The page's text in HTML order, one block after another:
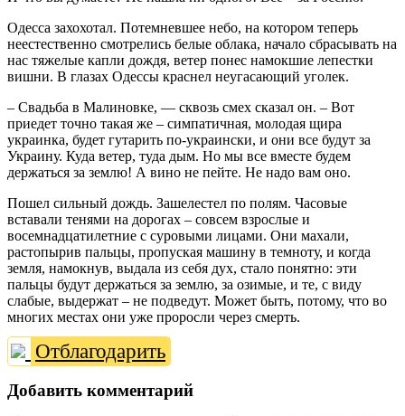
Одесса захохотал. Потемневшее небо, на котором теперь
неестественно смотрелись белые облака, начало сбрасывать на
нас тяжелые капли дождя, ветер понес намокшие лепестки
вишни. В глазах Одессы краснел неугасающий уголек.
– Свадьба в Малиновке, — сквозь смех сказал он. – Вот
приедет точно такая же – симпатичная, молодая щира
украинка, будет гутарить по-украински, и они все будут за
Украину. Куда ветер, туда дым. Но мы все вместе будем
держаться за землю! А вино не пейте. Не надо вам оно.
Пошел сильный дождь. Зашелестел по полям. Часовые
вставали тенями на дорогах – совсем взрослые и
восемнадцатилетние с суровыми лицами. Они махали,
растопырив пальцы, пропуская машину в темноту, и когда
земля, намокнув, выдала из себя дух, стало понятно: эти
пальцы будут держаться за землю, за озимые, и те, с виду
слабые, выдержат – не подведут. Может быть, потому, что во
многих местах они уже проросли через смерть.
Отблагодарить
Добавить комментарий